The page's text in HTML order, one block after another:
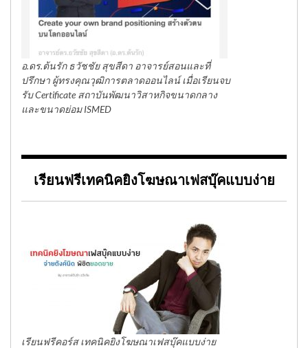
อ.ดร.ต้นรัก ธวัชชัย สุขสีดา อาจารย์สอนและที่
ปรึกษา ผู้ทรงคุณวุฒิการตลาดออนไลน์ เมื่อเรียนจบ
รับ Certificate สถาบันพัฒนาวิสาหกิจขนาดกลาง
และขนาดย่อม ISMED
เรียนฟรีเทคนิคยิงโฆษณาเฟสบุ๊คแบบง่าย
เรียนฟรีคอร์ส เทคนิคยิงโฆษณาเฟสบุ๊คแบบง่าย